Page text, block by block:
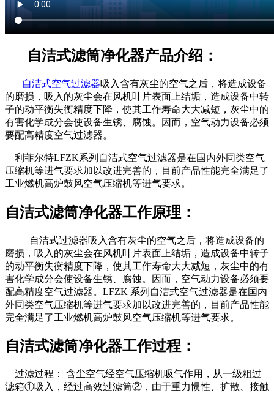
自洁式滤筒净化器产品介绍：
自洁式空气过滤器吸入含有灰尘的空气之后，将造成设备
的磨损，吸入的灰尘会在风机叶片表面上结垢，造成设备中转
子的动平衡失衡精度下降，使其工作寿命大大减短，灰尘中的
有害化学成分会使设备生锈、腐蚀。因而，空气动力设备必须
要配高精度空气过滤器。
利菲尔特LFZK系列自洁式空气过滤器是在国内外同类空气
压缩机等进气要求加以改进完善的，目前产品性能完全满足了
工业燃机高炉鼓风空气压缩机等进气要求。
自洁式滤筒净化器工作原理：
自洁式过滤器吸入含有灰尘的空气之后，将造成设备的
磨损，吸入的灰尘会在风机叶片表面上结垢，造成设备中转子
的动平衡失衡精度下降，使其工作寿命大大减短，灰尘中的有
害化学成分会使设备生锈、腐蚀。因而，空气动力设备必须要
配高精度空气过滤器。LFZK 系列自洁式空气过滤器是在国内
外同类空气压缩机等进气要求加以改进完善的，目前产品性能
完全满足了工业燃机高炉鼓风空气压缩机等进气要求。
自洁式滤筒净化器工作过程：
过滤过程： 含尘空气经空气压缩机吸气作用，从一级粗过
滤箱①吸入，经过高效过滤筒②，由于重力惯性、扩散、接触